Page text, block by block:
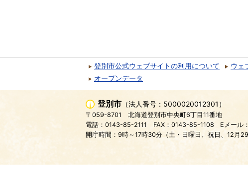
登別市公式ウェブサイトの利用について ウェ
オープンデータ
登別市 （法人番号：5000020012301）
〒059-8701
北海道登別市中央町6丁目11番地
電話：0143-85-2111
FAX：0143-85-1108 Eメール
開庁時間：9時～17時30分（土・日曜日、祝日、12月